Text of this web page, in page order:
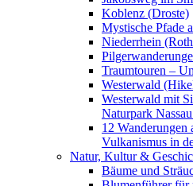
Koblenz (Droste)
Mystische Pfade
Niederrhein
Traumtouren –
Westerwald
Westerwald mit
Naturpark
12 Wanderungen
Vulkanismus in
Natur, Kultur &
Bäume und